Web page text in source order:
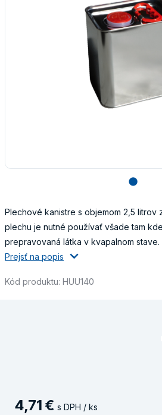
lens
Plechové kanistre s objemom 2,5 litrov
plechu je nutné používať všade tam
prepravovaná látka v kvapalnom stave.
Prejsť na popis
Kód produktu: HUU140
4,71 € s DPH / ks